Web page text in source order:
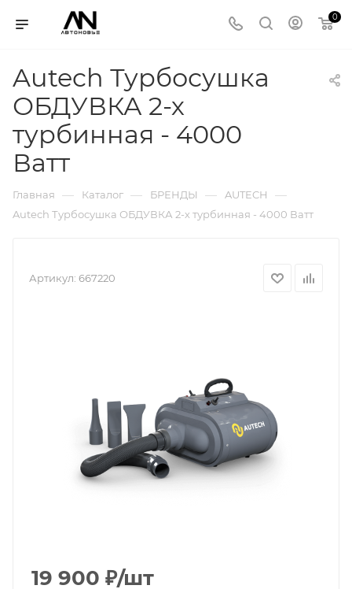
0
Autech Турбосушка
ОБДУВКА 2-х
турбинная - 4000
Ватт
Главная — Каталог — БРЕНДЫ — AUTECH —
Autech Турбосушка ОБДУВКА 2-х турбинная - 4000 Ватт
Артикул: 667220
19 900 ₽/шт